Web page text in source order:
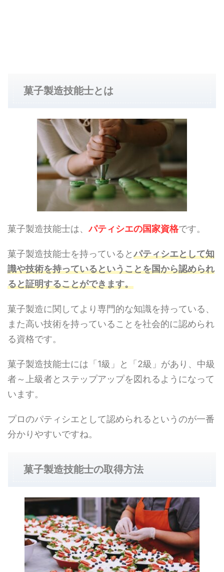
菓子製造技能士とは
菓子製造技能士は、パティシエの国家資格です。
菓子製造技能士を持っているとパティシエとして知
識や技術を持っているということを国から認められ
ると証明することができます。
菓子製造に関してより専門的な知識を持っている、
また高い技術を持っていることを社会的に認められ
る資格です。
菓子製造技能士には「1級」と「2級」があり、中級
者～上級者とステップアップを図れるようになって
います。
プロのパティシエとして認められるというのが一番
分かりやすいですね。
菓子製造技能士の取得方法